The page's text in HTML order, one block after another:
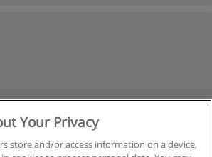
Your Privacy
store and/or access information on a device,